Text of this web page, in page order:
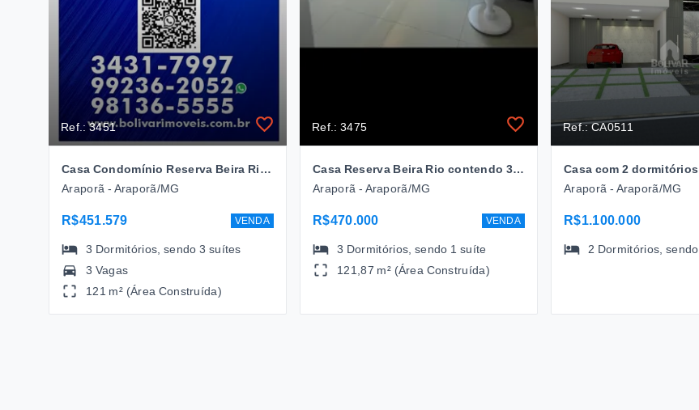
Ref.: 3451
Casa Condomínio Reserva Beira Rio com 3 suites à venda, 121 m² por R$ 451.579,00 - Araporã - Araporã/MG
Araporã - Araporã/MG
R$451.579 VENDA
3 Dormitórios , sendo3 suítes
3 Vagas
121 m² (Área Construída)
Ref.: 3475
Casa Reserva Beira Rio contendo 3 quartos sendo um suite à venda, 121,87 m² por R$ 470.000,00 - Araporã - MG
Araporã - Araporã/MG
R$470.000 VENDA
3 Dormitórios , sendo 1 suíte
121,87 m² (Área Construída)
Ref.: CA0511
Araporã - Araporã/MG
R$1.100.000
2 Dormitórios , sendo